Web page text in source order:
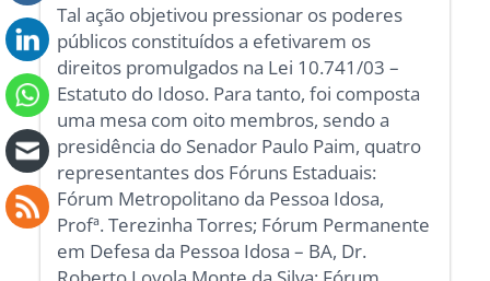
Tal ação objetivou pressionar os poderes
públicos constituídos a efetivarem os
direitos promulgados na Lei 10.741/03 –
Estatuto do Idoso. Para tanto, foi composta
uma mesa com oito membros, sendo a
presidência do Senador Paulo Paim, quatro
representantes dos Fóruns Estaduais:
Fórum Metropolitano da Pessoa Idosa,
Profª. Terezinha Torres; Fórum Permanente
em Defesa da Pessoa Idosa – BA, Dr.